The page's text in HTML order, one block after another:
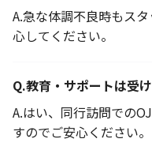
A.急な体調不良時もス
心してください。
Q.教育・サポートは受
A.はい、同行訪問での
すのでご安心ください。